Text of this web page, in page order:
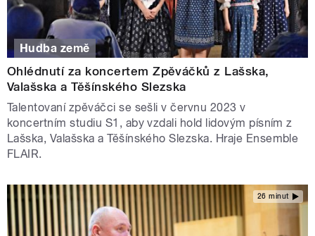
Hudba země
Ohlédnutí za koncertem Zpěváčků z Lašska,
Valašska a Těšínského Slezska
Talentovaní zpěváčci se sešli v červnu 2023 v
koncertním studiu S1, aby vzdali hold lidovým písním z
Lašska, Valašska a Těšínského Slezska. Hraje Ensemble
FLAIR.
26 minut